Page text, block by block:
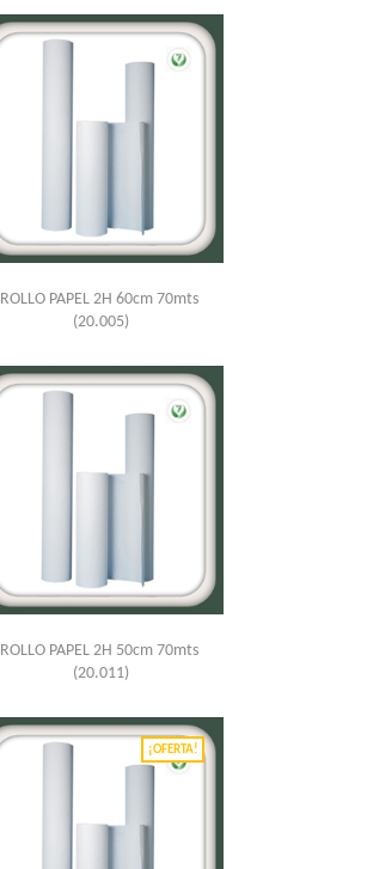
ROLLO PAPEL 2H 60cm 70mts
(20.005)
ROLLO PAPEL 2H 50cm 70mts
(20.011)
¡OFERTA!